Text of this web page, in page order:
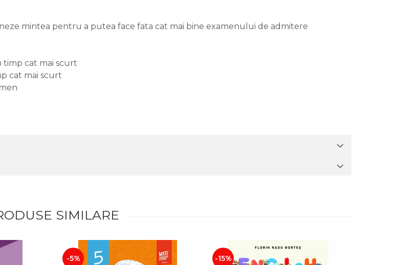
mintea pentru a putea face fata cat mai bine examenului de admitere
cat mai scurt
cat mai scurt
SIMILARE
-5% -15%